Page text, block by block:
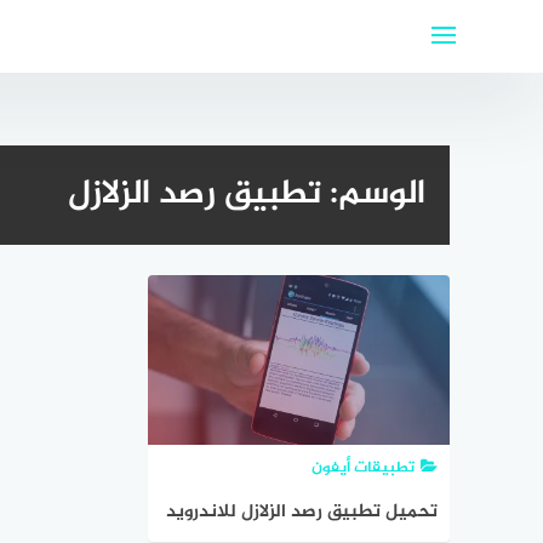
الوسم:تطبيق رصد الزلازل
تطبيقات أيفون
تحميل تطبيق رصد الزلازل للاندرويد